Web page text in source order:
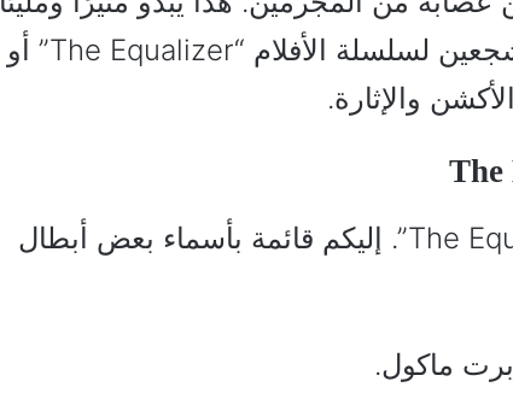
بالأكشن، وسيكون مثيرًا للمشجعين لسلسلة الأفلام “The Equalizer” أو
والإثارة.
أسماء أبطال فيلم “The Equalizer 3”. إليكم قائمة بأسماء بعض أبطال
ماكول.